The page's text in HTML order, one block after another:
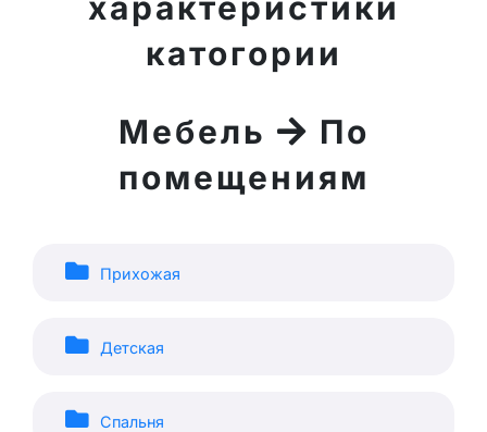
катогории
Мебель
По
помещениям
Прихожая
Детская
Спальня